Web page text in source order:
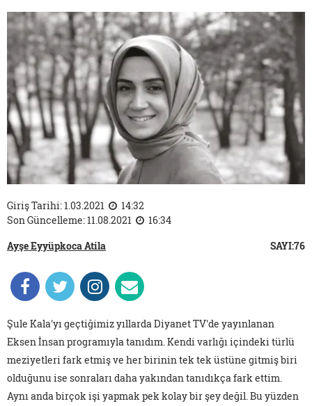
Giriş Tarihi: 1.03.2021
14:32
Son Güncelleme: 11.08.2021
16:34
Ayşe Eyyüpkoca Atila
SAYI:76
Şule Kala'yı geçtiğimiz yıllarda Diyanet TV'de yayınlanan
Eksen İnsan programıyla tanıdım. Kendi varlığı içindeki türlü
meziyetleri fark etmiş ve her birinin tek tek üstüne gitmiş biri
olduğunu ise sonraları daha yakından tanıdıkça fark ettim.
Aynı anda birçok işi yapmak pek kolay bir şey değil. Bu yüzden